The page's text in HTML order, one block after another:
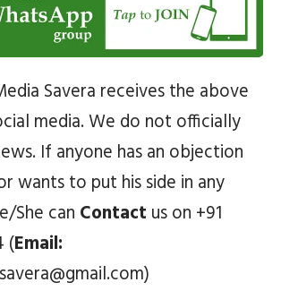
Savera receives the above
media. We do not officially
If anyone has an objection
wants to put his side in any
She can Contact us on +91
(Email: